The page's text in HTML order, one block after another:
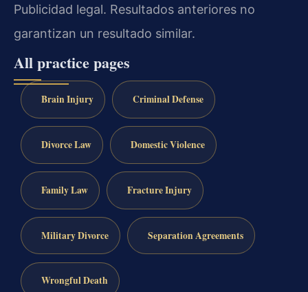
Publicidad legal. Resultados anteriores no
garantizan un resultado similar.
All practice pages
Brain Injury Criminal Defense
Divorce Law Domestic Violence
Family Law Fracture Injury
Military Divorce Separation Agreements
Wrongful Death